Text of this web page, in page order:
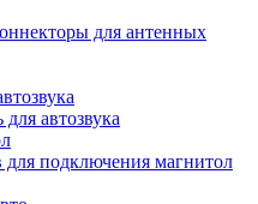
для антенных
автозвука
подключения магнитол